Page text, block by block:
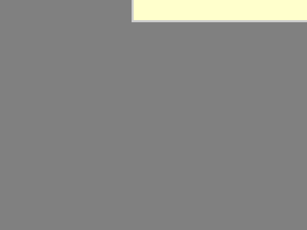
- Opstelterrein